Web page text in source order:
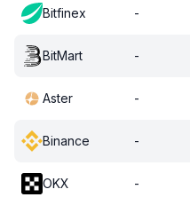
Bitfinex -
BitMart -
Aster -
Binance -
OKX -